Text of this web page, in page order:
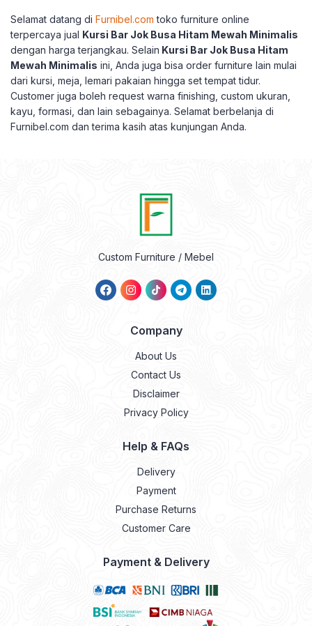
Selamat datang di Furnibel.com toko furniture online
terpercaya jual Kursi Bar Jok Busa Hitam Mewah Minimalis
dengan harga terjangkau. Selain Kursi Bar Jok Busa Hitam
Mewah Minimalis ini, Anda juga bisa order furniture lain mulai
dari kursi, meja, lemari pakaian hingga set tempat tidur.
Customer juga boleh request warna finishing, custom ukuran,
kayu, formasi, dan lain sebagainya. Selamat berbelanja di
Furnibel.com dan terima kasih atas kunjungan Anda.
Custom Furniture / Mebel
Company
About Us
Contact Us
Disclaimer
Privacy Policy
Help & FAQs
Delivery
Payment
Purchase Returns
Customer Care
Payment & Delivery